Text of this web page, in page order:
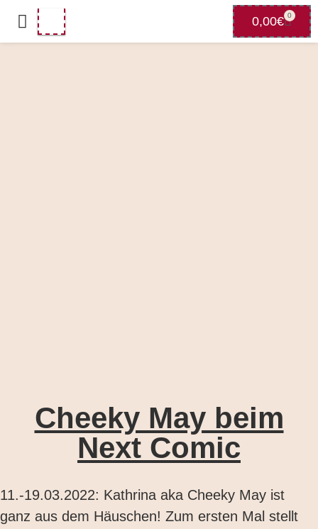
0,00€ 0
Cheeky May beim
Next Comic
11.-19.03.2022: Kathrina aka Cheeky May ist
ganz aus dem Häuschen! Zum ersten Mal stellt